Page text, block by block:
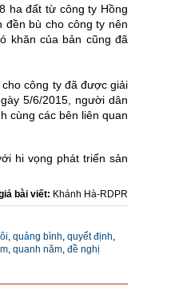
ha đất từ công ty Hồng
bù cho công ty nên
khăn của bản cũng đã
công ty đã được giải
5/6/2015, người dân
cùng các bên liên quan
hi vọng phát triển sản
bài viết: Khánh Hà-RDPR
, quảng bình, quyết định,
, quanh năm, đề nghị